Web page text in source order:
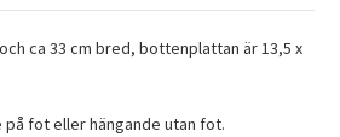
ca 33 cm bred, bottenplattan är 13,5 x
fot eller hängande utan fot.